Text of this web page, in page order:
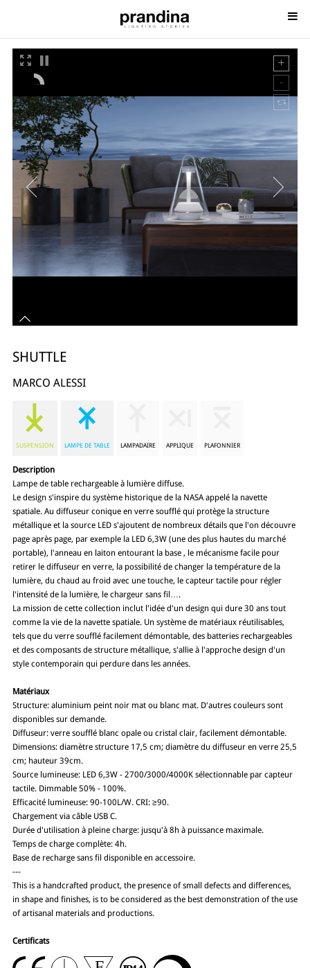
SHUTTLE
MARCO ALESSI
SUSPENSION LAMPE DE TABLE LAMPADAIRE APPLIQUE PLAFONNIER
Description
Lampe de table rechargeable à lumière diffuse.
Le design s'inspire du système historique de la NASA appelé la navette
spatiale. Au diffuseur conique en verre soufflé qui protège la structure
métallique et la source LED s'ajoutent de nombreux détails que l'on découvre
page après page, par exemple la LED 6,3W (une des plus hautes du marché
portable), l'anneau en laiton entourant la base , le mécanisme facile pour
retirer le diffuseur en verre, la possibilité de changer la température de la
lumière, du chaud au froid avec une touche, le capteur tactile pour régler
l'intensité de la lumière, le chargeur sans fil….
La mission de cette collection inclut l'idée d'un design qui dure 30 ans tout
comme la vie de la navette spatiale. Un système de matériaux réutilisables,
tels que du verre soufflé facilement démontable, des batteries rechargeables
et des composants de structure métallique, s'allie à l'approche design d'un
style contemporain qui perdure dans les années.
Matériaux
Structure: aluminium peint noir mat ou blanc mat. D'autres couleurs sont
disponibles sur demande.
Diffuseur: verre soufflé blanc opale ou cristal clair, facilement démontable.
Dimensions: diamètre structure 17,5 cm; diamètre du diffuseur en verre 25,5
cm; hauteur 39cm.
Source lumineuse: LED 6,3W - 2700/3000/4000K sélectionnable par capteur
tactile. Dimmable 50% - 100%.
Efficacité lumineuse: 90-100L/W. CRI: ≥90.
Chargement via câble USB C.
Durée d'utilisation à pleine charge: jusqu'à 8h à puissance maximale.
Temps de charge complète: 4h.
Base de recharge sans fil disponible en accessoire.
---
This is a handcrafted product, the presence of small defects and differences,
in shape and finishes, is to be considered as the best demonstration of the use
of artisanal materials and productions.
Certificats